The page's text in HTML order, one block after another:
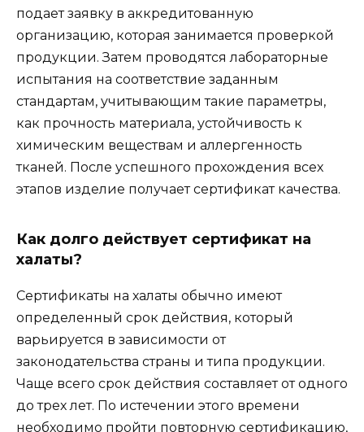
подает заявку в аккредитованную
организацию, которая занимается проверкой
продукции. Затем проводятся лабораторные
испытания на соответствие заданным
стандартам, учитывающим такие параметры,
как прочность материала, устойчивость к
химическим веществам и аллергенность
тканей. После успешного прохождения всех
этапов изделие получает сертификат качества.
Как долго действует сертификат на
халаты?
Сертификаты на халаты обычно имеют
определенный срок действия, который
варьируется в зависимости от
законодательства страны и типа продукции.
Чаще всего срок действия составляет от одного
до трех лет. По истечении этого времени
необходимо пройти повторную сертификацию,